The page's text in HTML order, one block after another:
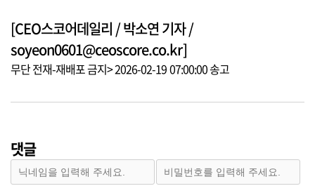
[CEO스코어데일리 / 박소연 기자 /
soyeon0601@ceoscore.co.kr]
무단 전재-재배포 금지> 2026-02-19 07:00:00 송고
댓글